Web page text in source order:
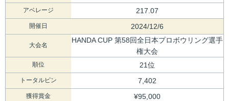
アベレージ 217.07
開催日 2024/12/6
大会名
HANDA CUP 第58回全日本プロボウリング選手
権大会
順位 21位
トータルピン 7,402
獲得賞金 ¥95,000